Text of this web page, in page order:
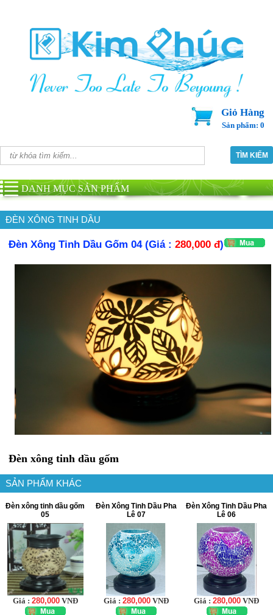
Giỏ Hàng
Sản phẩm: 0
DANH MỤC SẢN PHẨM
ĐÈN XÔNG TINH DẦU
Đèn Xông Tinh Dầu Gốm 04 (Giá :280,000 đ)
Đèn xông tinh dầu gốm
SẢN PHẨM KHÁC
Đèn xông tinh dầu gốm
05
Giá : 280,000VNĐ
Đèn Xông Tinh Dầu Pha
Lê 07
Giá : 280,000VNĐ
Đèn Xông Tinh Dầu Pha
Lê 06
Giá :280,000 VNĐ